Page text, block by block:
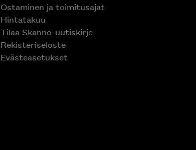
Ostaminen ja toimitusajat
Hintatakuu
Tilaa Skanno-uutiskirje
Rekisteriseloste
Evästeasetukset